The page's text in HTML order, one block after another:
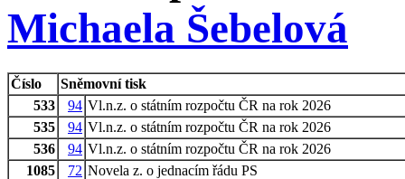
Michaela Šebelová
Číslo
Sněmovní tisk
533
94 Vl.n.z. o státním rozpočtu ČR na rok 2026
535
94 Vl.n.z. o státním rozpočtu ČR na rok 2026
536
94 Vl.n.z. o státním rozpočtu ČR na rok 2026
1085
72 Novela z. o jednacím řádu PS